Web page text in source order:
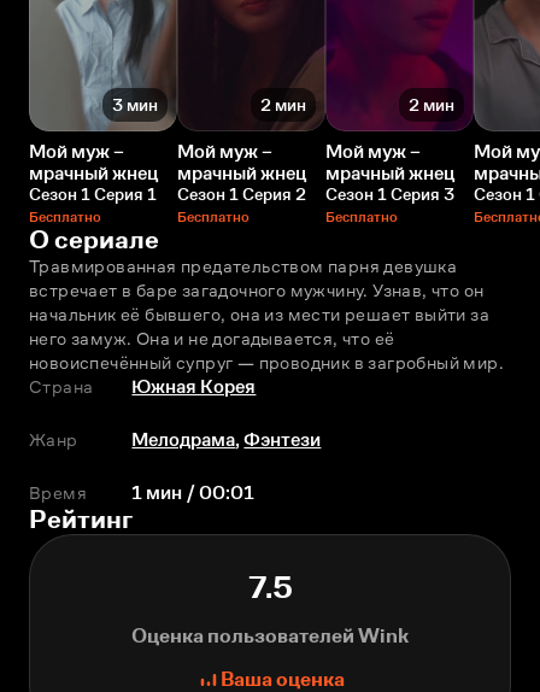
3 мин
Мой муж –
мрачный жнец
Сезон 1 Серия 1
Бесплатно
2 мин
Мой муж –
мрачный жнец
Сезон 1 Серия 2
Бесплатно
2 мин
Мой муж –
мрачный жнец
Сезон 1 Серия 3
Бесплатно
Мой
Сезон
О сериале
Травмированная предательством парня девушка
встречает в баре загадочного мужчину. Узнав, что он
начальник её бывшего, она из мести решает выйти за
него замуж. Она и не догадывается, что её
новоиспечённый супруг — проводник в загробный мир.
Страна
Южная Корея
Жанр Мелодрама,Фэнтези
Время 1 мин / 00:01
Рейтинг
7.5
Оценка пользователей Wink
Ваша оценка